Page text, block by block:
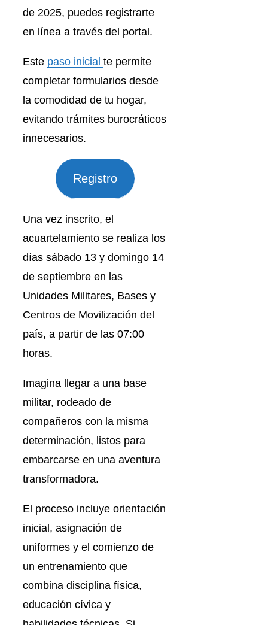
de 2025, puedes registrarte
en línea a través del portal.
Este paso inicial te permite
completar formularios desde
la comodidad de tu hogar,
evitando trámites burocráticos
innecesarios.
Registro
Una vez inscrito, el
acuartelamiento se realiza los
días sábado 13 y domingo 14
de septiembre en las
Unidades Militares, Bases y
Centros de Movilización del
país, a partir de las 07:00
horas.
Imagina llegar a una base
militar, rodeado de
compañeros con la misma
determinación, listos para
embarcarse en una aventura
transformadora.
El proceso incluye orientación
inicial, asignación de
uniformes y el comienzo de
un entrenamiento que
combina disciplina física,
educación cívica y